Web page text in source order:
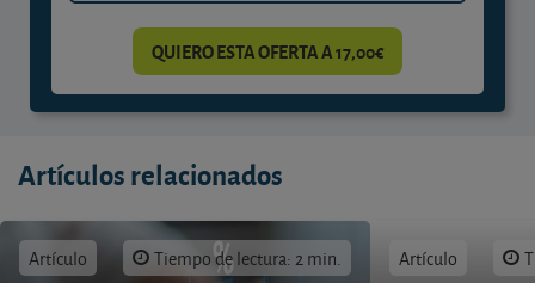
QUIERO ESTA OFERTA A 17,00€
Artículos relacionados
Artículo Tiempo de lectura: 2 min. Artículo